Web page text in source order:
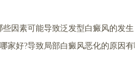
些因素可能导致泛发型白癜风的发生
家好?导致局部白癜风恶化的原因